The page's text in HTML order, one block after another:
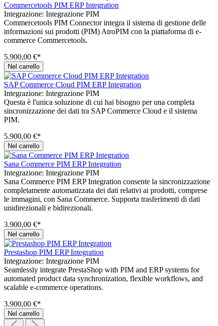
Commercetools PIM ERP Integration
Integrazione: Integrazione PIM
Commercetools PIM Connector integra il sistema di gestione delle
informazioni sui prodotti (PIM) AtroPIM con la piattaforma di e-
commerce Commercetools.
5.900,00 €*
Nel carrello
SAP Commerce Cloud PIM ERP Integration
Integrazione: Integrazione PIM
Questa è l'unica soluzione di cui hai bisogno per una completa
sincronizzazione dei dati tra SAP Commerce Cloud e il sistema
PIM.
5.900,00 €*
Nel carrello
Sana Commerce PIM ERP Integration
Integrazione: Integrazione PIM
Sana Commerce PIM ERP Integration consente la sincronizzazione
completamente automatizzata dei dati relativi ai prodotti, comprese
le immagini, con Sana Commerce. Supporta trasferimenti di dati
unidirezionali e bidirezionali.
3.900,00 €*
Nel carrello
Prestashop PIM ERP Integration
Integrazione: Integrazione PIM
Seamlessly integrate PrestaShop with PIM and ERP systems for
automated product data synchronization, flexible workflows, and
scalable e-commerce operations.
3.900,00 €*
Nel carrello